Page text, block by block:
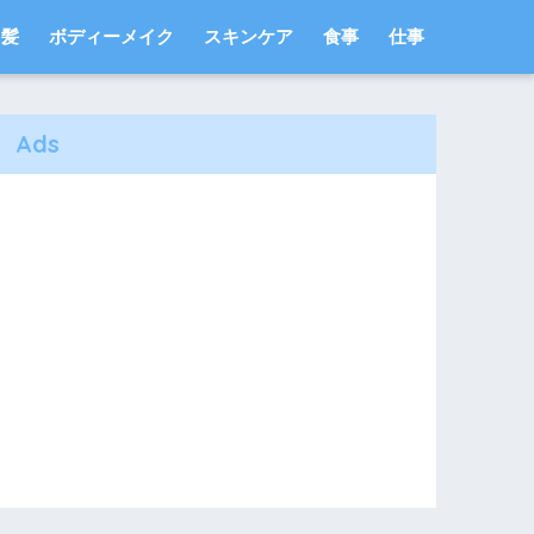
髪 ボディーメイク スキンケア 食事 仕事
Ads